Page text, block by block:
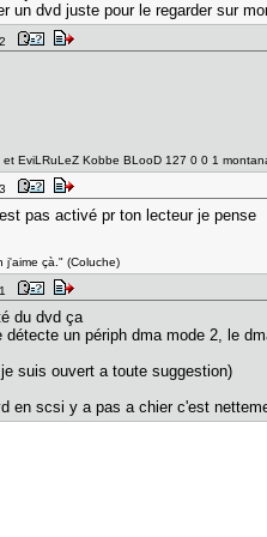
un dvd juste pour le regarder sur
EviLRuLeZ Kobbe BLooD 127 0 0 1
pas activé pr ton lecteur je pense
j'aime çà." (Coluche)
du dvd ça
détecte un périph dma mode 2, le
suis ouvert a toute suggestion)
en scsi y a pas a chier c'est